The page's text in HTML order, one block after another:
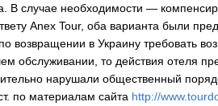
В случае необходимости —
Anex Tour, оба варианта были
возвращении в Украину требовать
обслуживании, то действия отеля
нарушали общественный
по материалам сайта http://